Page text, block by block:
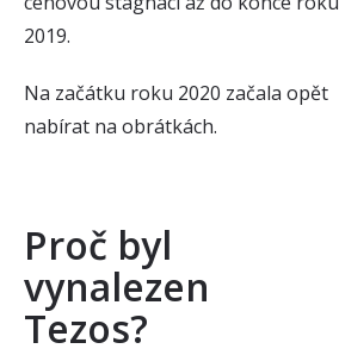
2019.
Na začátku roku 2020 začala opět
nabírat na obrátkách.
Proč byl
vynalezen
Tezos?